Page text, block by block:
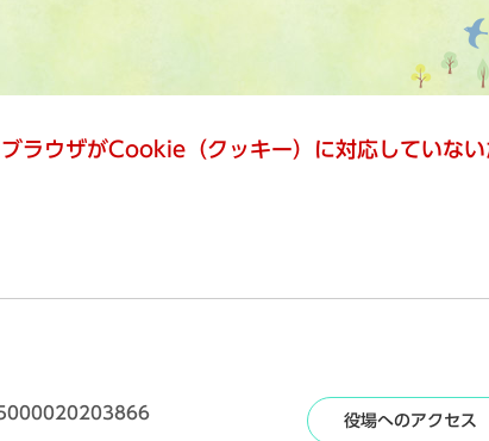
ラウザがCookie（クッキー）に対応していない
役場へのアクセス